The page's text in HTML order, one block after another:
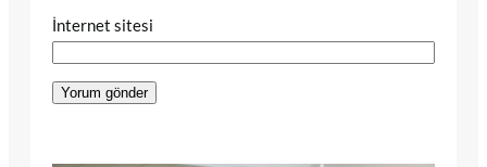
İnternet sitesi